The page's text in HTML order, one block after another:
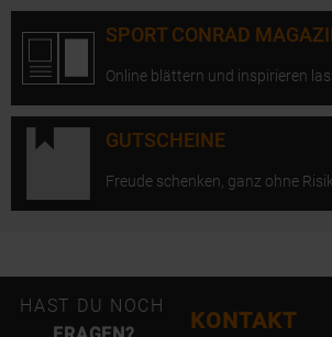
SPORT CONRAD
Online blättern und inspirieren
GUTSCHEINE
Freude schenken, ganz ohne
HAST DU NOCH
KONTAKT